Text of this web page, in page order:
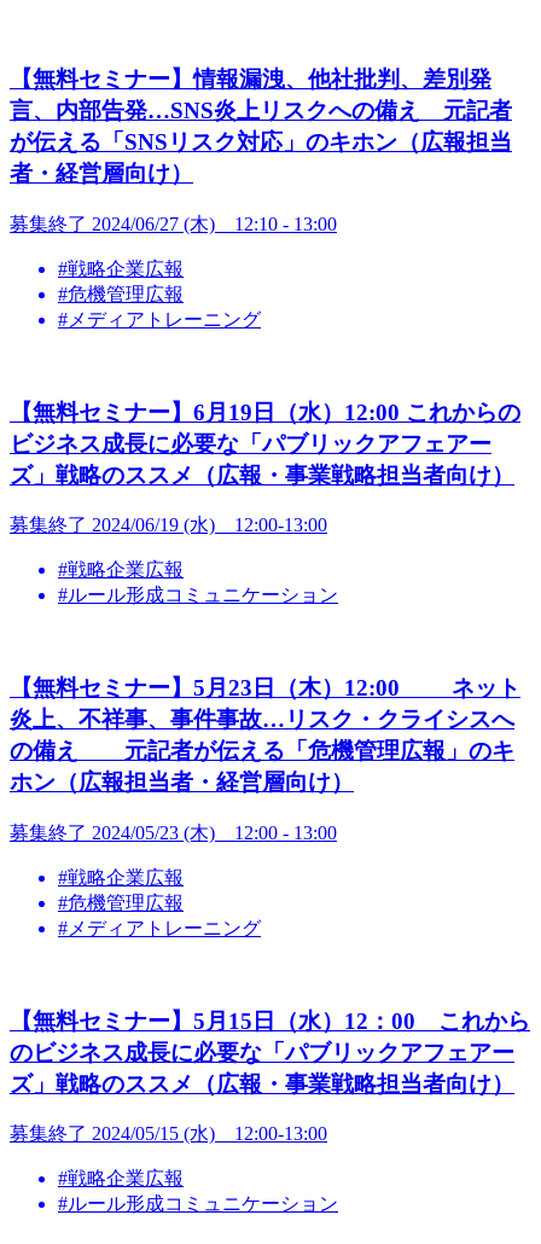
【無料セミナー】情報漏洩、他社批判、差別発
言、内部告発…SNS炎上リスクへの備え 元記者
が伝える「SNSリスク対応」のキホン（広報担当
者・経営層向け）
募集終了 2024/06/27 (木) 12:10 - 13:00
#戦略企業広報
#危機管理広報
#メディアトレーニング
【無料セミナー】6月19日（水）12:00 これからの
ビジネス成長に必要な「パブリックアフェアー
ズ」戦略のススメ（広報・事業戦略担当者向け）
募集終了 2024/06/19 (水) 12:00-13:00
#戦略企業広報
#ルール形成コミュニケーション
【無料セミナー】5月23日（木）12:00 ネット
炎上、不祥事、事件事故…リスク・クライシスへ
の備え 元記者が伝える「危機管理広報」のキ
ホン（広報担当者・経営層向け）
募集終了 2024/05/23 (木) 12:00 - 13:00
#戦略企業広報
#危機管理広報
#メディアトレーニング
【無料セミナー】5月15日（水）12：00 これから
のビジネス成長に必要な「パブリックアフェアー
ズ」戦略のススメ（広報・事業戦略担当者向け）
募集終了 2024/05/15 (水) 12:00-13:00
#戦略企業広報
#ルール形成コミュニケーション